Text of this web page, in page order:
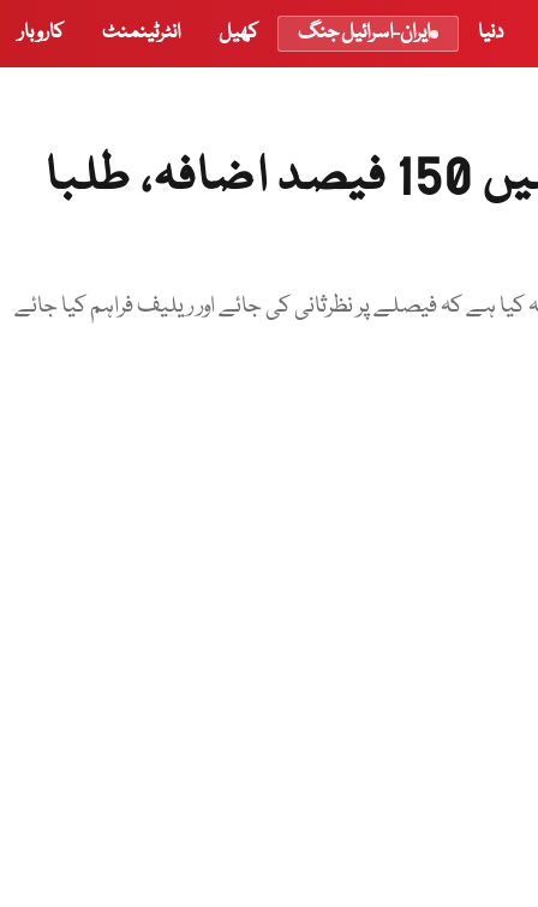
دنیا ایران-اسرائیل جنگ کھیل انٹرٹینمنٹ کاروبار
جی سی یو لاہور کی فیسوں میں 150 فیصد اضافہ، طلبا
کیا ہے کہ فیصلے پر نظرثانی کی جائے اور ریلیف فراہم کیا جائے